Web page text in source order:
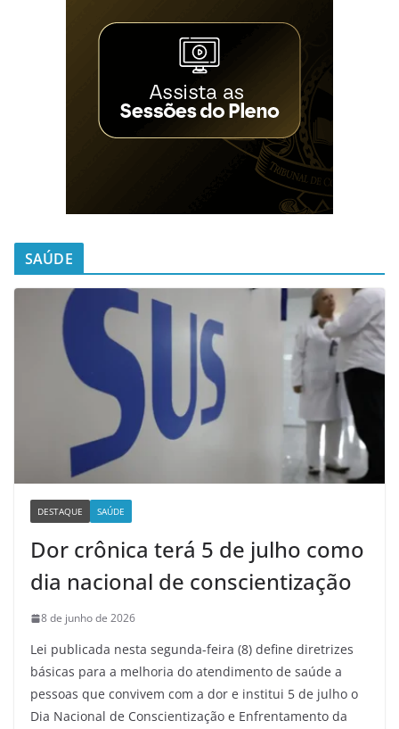
SAÚDE
DESTAQUE SAÚDE
Dor crônica terá 5 de julho como
dia nacional de conscientização
8 de junho de 2026
Lei publicada nesta segunda-feira (8) define diretrizes
básicas para a melhoria do atendimento de saúde a
pessoas que convivem com a dor e institui 5 de julho o
Dia Nacional de Conscientização e Enfrentamento da